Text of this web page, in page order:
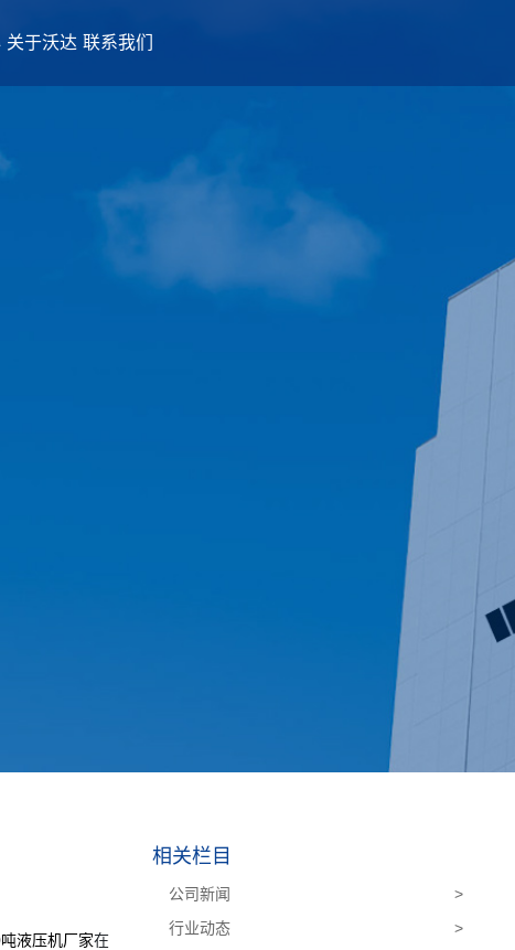
关于沃达 联系我们
液压机厂家在
相关栏目
公司新闻
>
行业动态
>